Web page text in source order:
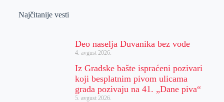
Najčitanije vesti
Deo naselja Duvanika bez vode
4. avgust 2026.
Iz Gradske bašte ispraćeni pozivari
koji besplatnim pivom ulicama
grada pozivaju na 41. „Dane piva“
5. avgust 2026.